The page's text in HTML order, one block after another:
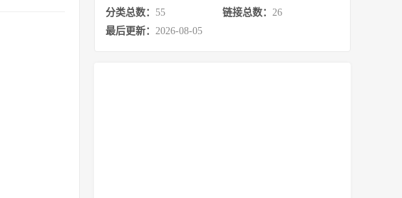
分类总数： 55 链接总数： 26
最后更新： 2026-08-05